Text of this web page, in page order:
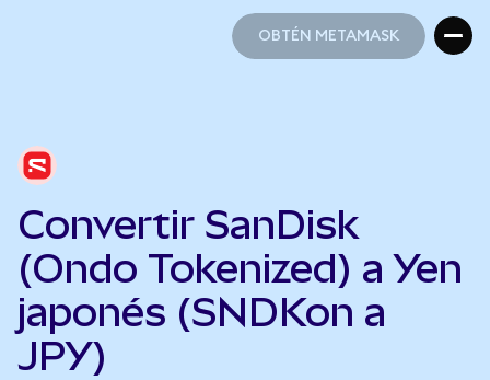
OBTÉN METAMASK
Convertir SanDisk
(Ondo Tokenized) a Yen
japonés (SNDKon a
JPY)